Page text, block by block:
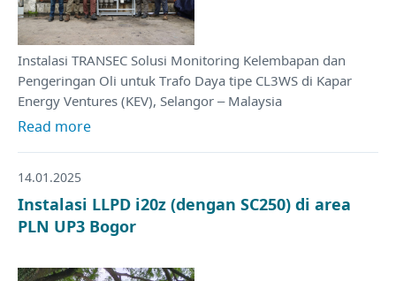
Instalasi TRANSEC Solusi Monitoring Kelembapan dan
Pengeringan Oli untuk Trafo Daya tipe CL3WS di Kapar
Energy Ventures (KEV), Selangor – Malaysia
Read more
14.01.2025
Instalasi LLPD i20z (dengan SC250) di area
PLN UP3 Bogor